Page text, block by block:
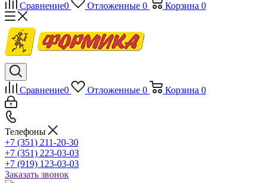
Сравнение0 Отложенные 0 Корзина 0
Сравнение0 Отложенные 0 Корзина 0
Телефоны
+7 (351) 211-20-30
+7 (351) 223-03-03
+7 (919) 123-03-03
Заказать звонок